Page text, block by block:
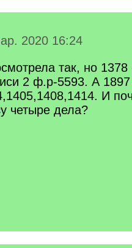
2020 16:24
так, но
2 ф.р-5593. А 1897
И
четыре дела?